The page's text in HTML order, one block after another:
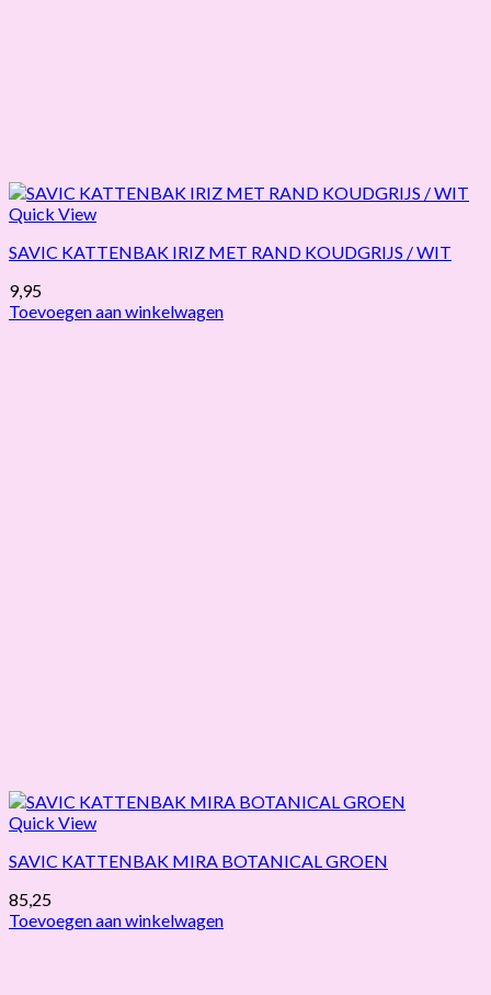
Quick View
SAVIC KATTENBAK IRIZ MET RAND KOUDGRIJS / WIT
9,95
Toevoegen aan winkelwagen
Quick View
SAVIC KATTENBAK MIRA BOTANICAL GROEN
85,25
Toevoegen aan winkelwagen